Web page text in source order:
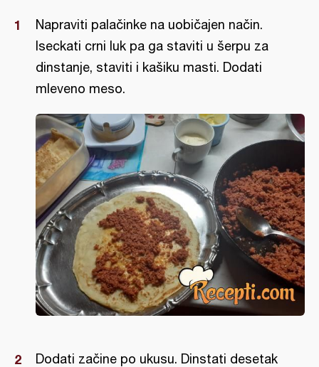
Napraviti palačinke na uobičajen način.
Iseckati crni luk pa ga staviti u šerpu za
dinstanje, staviti i kašiku masti. Dodati
mleveno meso.
Dodati začine po ukusu. Dinstati desetak